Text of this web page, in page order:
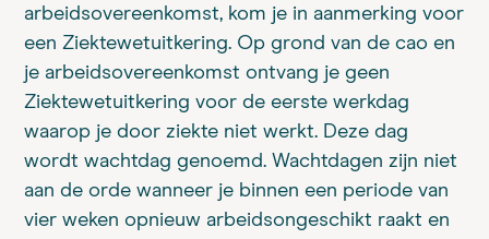
arbeidsovereenkomst, kom je in aanmerking voor
een Ziektewetuitkering. Op grond van de cao en
je arbeidsovereenkomst ontvang je geen
Ziektewetuitkering voor de eerste werkdag
waarop je door ziekte niet werkt. Deze dag
wordt wachtdag genoemd. Wachtdagen zijn niet
aan de orde wanneer je binnen een periode van
vier weken opnieuw arbeidsongeschikt raakt en